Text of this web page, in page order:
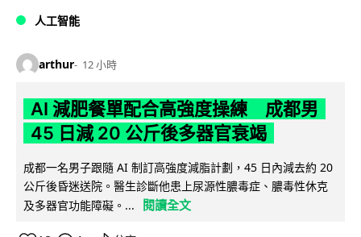
人工智能
arthur 12 小時
AI 減肥餐單配合高強度操練 成都男
45 日減 20 公斤後多器官衰竭
成都一名男子跟隨 AI 制訂高強度減脂計劃，45 日內減去約 20
公斤後昏迷送院。醫生診斷他患上尿源性膿毒症、膿毒性休克
及多器官功能障礙。...
閱讀全文